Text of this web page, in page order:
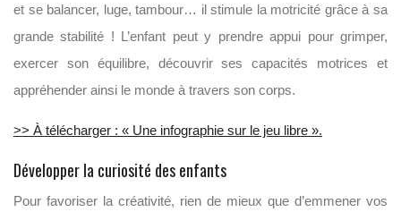
et se balancer, luge, tambour… il stimule la motricité grâce à sa
grande stabilité ! L’enfant peut y prendre appui pour grimper,
exercer son équilibre, découvrir ses capacités motrices et
appréhender ainsi le monde à travers son corps.
>> À télécharger : « Une infographie sur le jeu libre ».
Développer la curiosité des enfants
Pour favoriser la créativité, rien de mieux que d’emmener vos